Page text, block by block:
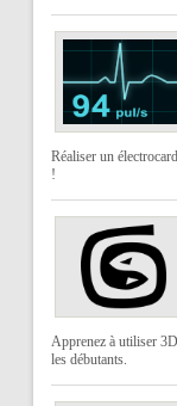
Réaliser un
!
Apprenez à utiliser
les débutants.